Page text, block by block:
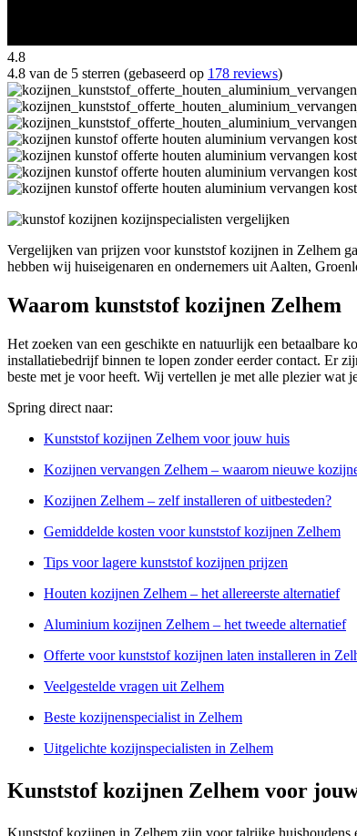
4.8
4.8 van de 5 sterren (gebaseerd op 178 reviews)
Vergelijken van prijzen voor kunststof kozijnen in Zelhem
hebben wij huiseigenaren en ondernemers uit Aalten,
Waarom kunststof kozijnen Zelhem
Het zoeken van een geschikte en natuurlijk een betaalbare
installatiebedrijf binnen te lopen zonder eerder contact. Er
beste met je voor heeft. Wij vertellen je met alle plezier wat
Spring direct naar:
Kunststof kozijnen Zelhem voor jouw huis
Kozijnen vervangen Zelhem – waarom nieuwe
Kozijnen Zelhem – zelf installeren of uitbesteden?
Gemiddelde kosten voor kunststof kozijnen Zelhem
Tips voor lagere kunststof kozijnen prijzen
Houten kozijnen Zelhem – het allereerste alternatief
Aluminium kozijnen Zelhem – het tweede alternatief
Offerte voor kunststof kozijnen laten installeren in
Veelgestelde vragen uit Zelhem
Beste kozijnenspecialist in Zelhem
Uitgelichte kozijnspecialisten in Zelhem
Kunststof kozijnen Zelhem voor
Kunststof kozijnen in Zelhem zijn voor talrijke huishoudens